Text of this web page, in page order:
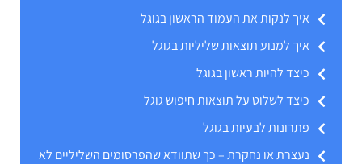
איך לנקות את העמוד הראשון בגוגל
איך למנוע תוצאות שליליות בגוגל
כיצד להיות ראשון בגוגל
כיצד לשלוט על תוצאות חיפוש גוגל
פתרונות לבעיות בגוגל
נעצרת או נחקרת – כך שתוודא שהפרסומים השליליים לא